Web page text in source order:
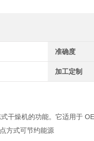
准确度
加工定制
干燥机的功能。它适用于
方式可节约能源